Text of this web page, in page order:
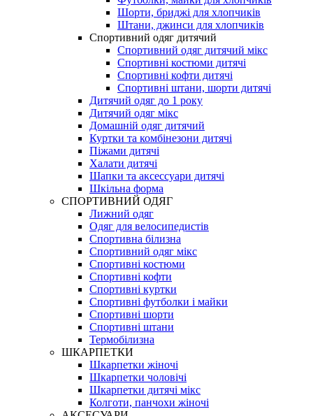
Шорти, бриджі для хлопчиків
Штани, джинси для хлопчиків
Спортивний одяг дитячий
Спортивний одяг дитячий мікс
Спортивні костюми дитячі
Спортивні кофти дитячі
Спортивні штани, шорти дитячі
Дитячий одяг до 1 року
Дитячий одяг мікс
Домашній одяг дитячий
Куртки та комбінезони дитячі
Піжами дитячі
Халати дитячі
Шапки та аксессуари дитячі
Шкільна форма
СПОРТИВНИЙ ОДЯГ
Лижний одяг
Одяг для велосипедистів
Спортивна білизна
Спортивний одяг мікс
Спортивні костюми
Спортивні кофти
Спортивні куртки
Спортивні футболки і майки
Спортивні шорти
Спортивні штани
Термобілизна
ШКАРПЕТКИ
Шкарпетки жіночі
Шкарпетки чоловічі
Шкарпетки дитячі мікс
Колготи, панчохи жіночі